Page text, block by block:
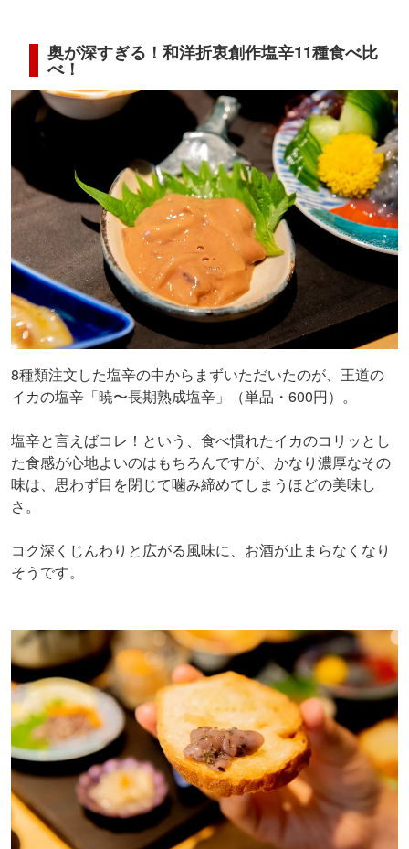
奥が深すぎる！和洋折衷創作塩辛11種食べ比
べ！
8種類注文した塩辛の中からまずいただいたのが、王道の
イカの塩辛「暁〜長期熟成塩辛」（単品・600円）。
塩辛と言えばコレ！という、食べ慣れたイカのコリッとし
た食感が心地よいのはもちろんですが、かなり濃厚なその
味は、思わず目を閉じて噛み締めてしまうほどの美味し
さ。
コク深くじんわりと広がる風味に、お酒が止まらなくなり
そうです。